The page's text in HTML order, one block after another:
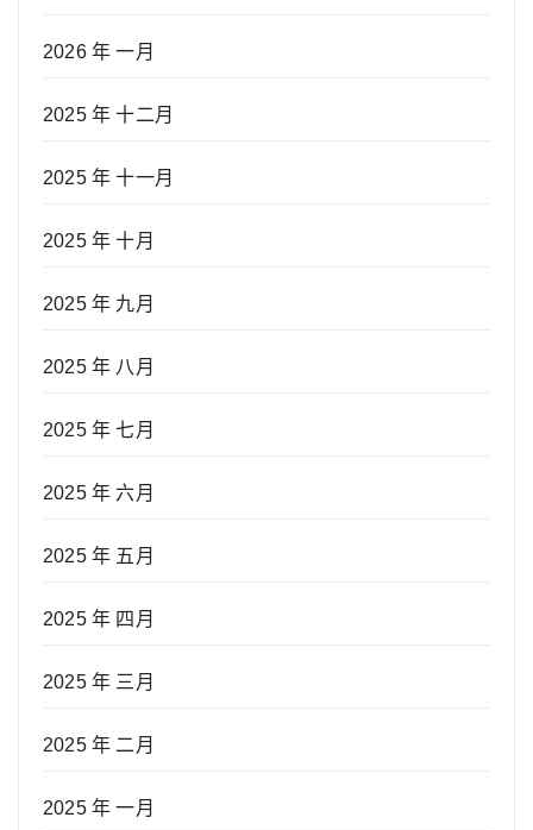
2026 年 一月
2025 年 十二月
2025 年 十一月
2025 年 十月
2025 年 九月
2025 年 八月
2025 年 七月
2025 年 六月
2025 年 五月
2025 年 四月
2025 年 三月
2025 年 二月
2025 年 一月